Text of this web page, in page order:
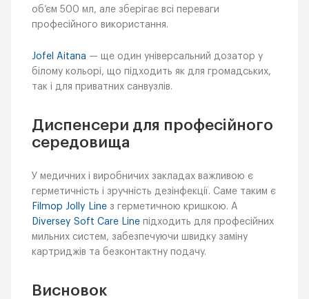
об’єм 500 мл, але зберігає всі переваги
професійного використання.
Jofel Aitana — ще один універсальний дозатор у
білому кольорі, що підходить як для громадських,
так і для приватних санвузлів.
Диспенсери для професійного
середовища
У медичних і виробничих закладах важливою є
герметичність і зручність дезінфекції. Саме таким є
Filmop Jolly Line з герметичною кришкою. А
Diversey Soft Care Line підходить для професійних
мильних систем, забезпечуючи швидку заміну
картриджів та безконтактну подачу.
Висновок